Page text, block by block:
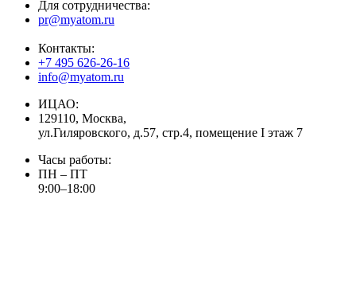
Для сотрудничества:
pr@myatom.ru
Контакты:
+7 495 626-26-16
info@myatom.ru
ИЦАО:
129110, Москва,
ул.Гиляровского, д.57, стр.4, помещение I этаж 7
Часы работы:
ПН – ПТ
9:00–18:00